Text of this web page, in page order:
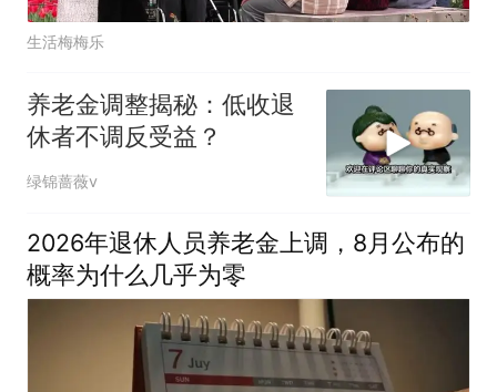
生活梅梅乐
养老金调整揭秘：低收退
休者不调反受益？
绿锦蔷薇v
2026年退休人员养老金上调，8月公布的
概率为什么几乎为零